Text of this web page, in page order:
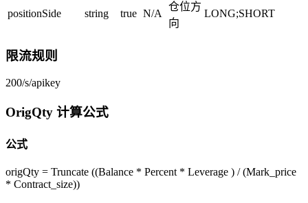
positionSide string true N/A
仓位方
向
LONG;SHORT
限流规则
200/s/apikey
OrigQty 计算公式
公式
origQty = Truncate ((Balance * Percent * Leverage ) / (Mark_price
* Contract_size))